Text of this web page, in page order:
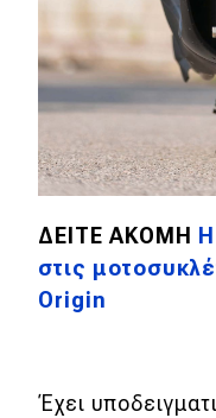
MOTO
Οδηγός αγοράς
Συμβουλές
Χρηστικά
ΚΤΕΟ
ΔΕΙΤΕ ΑΚΟΜΗ
στις
Origin
Έχει